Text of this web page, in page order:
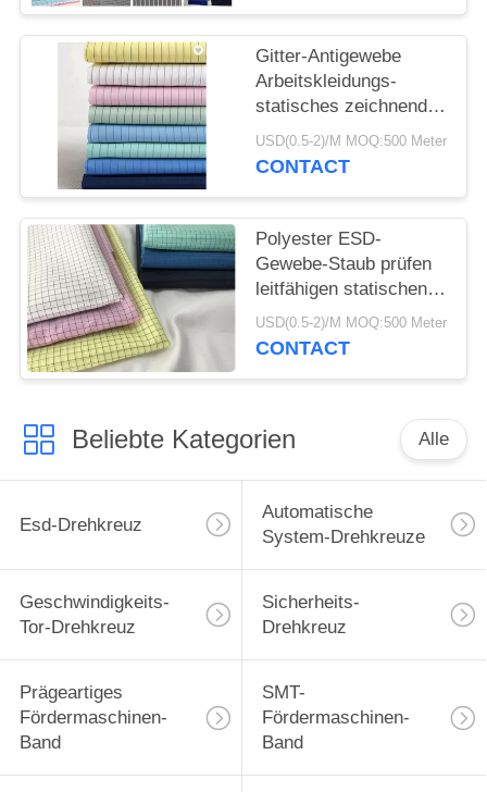
Gitter-Antigewebe
Arbeitskleidungs-
statisches zeichnendes
Gewebe Tc Polycotton
Esd Breathable
USD(0.5-2)/M MOQ:500 Meter
CONTACT
Polyester ESD-
Gewebe-Staub prüfen
leitfähigen statischen
Breathable 115 Antig/M
USD(0.5-2)/M MOQ:500 Meter
CONTACT
Beliebte Kategorien Alle
Esd-Drehkreuz
Automatische
System-Drehkreuze
Geschwindigkeits-
Tor-Drehkreuz
Sicherheits-
Drehkreuz
Prägeartiges
Fördermaschinen-
Band
SMT-
Fördermaschinen-
Band